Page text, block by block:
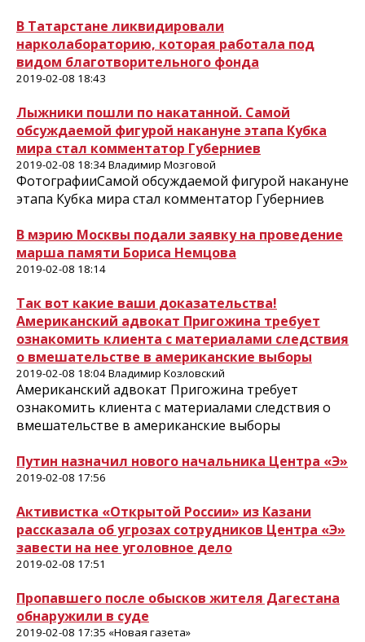
В Татарстане ликвидировали
нарколабораторию, которая работала под
видом благотворительного фонда
2019-02-08 18:43
Лыжники пошли по накатанной. Самой
обсуждаемой фигурой накануне этапа Кубка
мира стал комментатор Губерниев
2019-02-08 18:34 Владимир Мозговой
ФотографииСамой обсуждаемой фигурой накануне
этапа Кубка мира стал комментатор Губерниев
В мэрию Москвы подали заявку на проведение
марша памяти Бориса Немцова
2019-02-08 18:14
Так вот какие ваши доказательства!
Американский адвокат Пригожина требует
ознакомить клиента с материалами следствия
о вмешательстве в американские выборы
2019-02-08 18:04 Владимир Козловский
Американский адвокат Пригожина требует
ознакомить клиента с материалами следствия о
вмешательстве в американские выборы
Путин назначил нового начальника Центра «Э»
2019-02-08 17:56
Активистка «Открытой России» из Казани
рассказала об угрозах сотрудников Центра «Э»
завести на нее уголовное дело
2019-02-08 17:51
Пропавшего после обысков жителя Дагестана
обнаружили в суде
2019-02-08 17:35 «Новая газета»